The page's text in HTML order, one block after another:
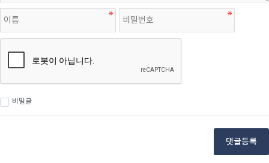
비밀글
댓글등록